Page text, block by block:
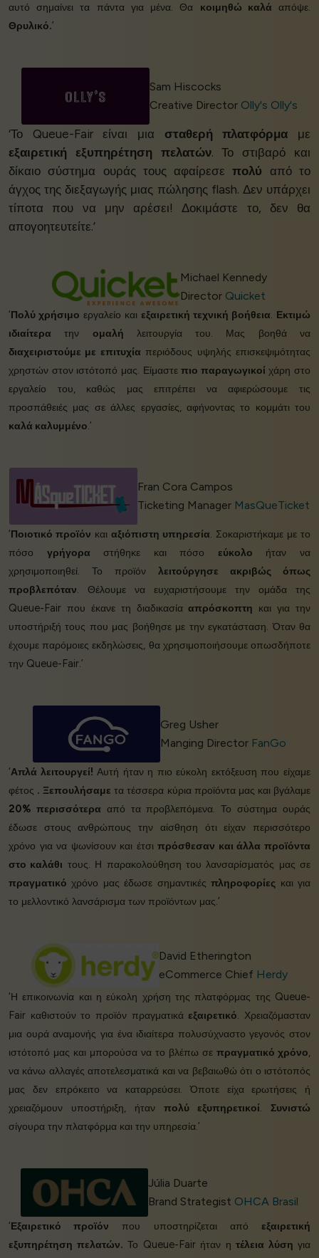
αυτό σημαίνει τα πάντα για μένα. Θα κοιμηθώ καλά απόψε.
Θρυλικό.’
Sam Hiscocks
Creative Director Olly's Olly's
‘Το Queue-Fair είναι μια σταθερή πλατφόρμα με
εξαιρετική εξυπηρέτηση πελατών. Το στιβαρό και
δίκαιο σύστημα ουράς τους αφαίρεσεπολύ από το
άγχος της διεξαγωγής μιας πώλησης flash. Δεν υπάρχει
τίποτα που να μην αρέσει! Δοκιμάστε το, δεν θα
απογοητευτείτε.’
Michael Kennedy
Director Quicket
‘Πολύ χρήσιμο εργαλείο και εξαιρετική τεχνική βοήθεια. Εκτιμώ
ιδιαίτερα την ομαλή λειτουργία του. Μας βοηθά να
διαχειριστούμε με επιτυχία περιόδους υψηλής επισκεψιμότητας
χρηστών στον ιστότοπό μας. Είμαστεπιο παραγωγικοί χάρη στο
εργαλείο του, καθώς μας επιτρέπει να αφιερώσουμε τις
προσπάθειές μας σε άλλες εργασίες, αφήνοντας το κομμάτι του
καλά καλυμμένο.’
Fran Cora Campos
Ticketing Manager MasQueTicket
‘Ποιοτικό προϊόν και αξιόπιστη υπηρεσία. Σοκαριστήκαμε με το
πόσο γρήγορα στήθηκε και πόσο εύκολο ήταν να
χρησιμοποιηθεί. Το προϊόν λειτούργησε ακριβώς όπως
προβλεπόταν. Θέλουμε να ευχαριστήσουμε την ομάδα της
Queue-Fair που έκανε τη διαδικασίααπρόσκοπτη και για την
υποστήριξή τους που μας βοήθησε με την εγκατάσταση. Όταν θα
έχουμε παρόμοιες εκδηλώσεις, θα χρησιμοποιήσουμε οπωσδήποτε
την Queue-Fair.’
Greg Usher
Manging Director FanGo
‘Απλά λειτουργεί! Αυτή ήταν η πιο εύκολη εκτόξευση που είχαμε
φέτος . Ξεπουλήσαμε τα τέσσερα κύρια προϊόντα μας και βγάλαμε
20% περισσότερα από τα προβλεπόμενα. Το σύστημα ουράς
έδωσε στους ανθρώπους την αίσθηση ότι είχαν περισσότερο
χρόνο για να ψωνίσουν και έτσιπρόσθεσαν και άλλα προϊόντα
στο καλάθι τους. Η παρακολούθηση του λανσαρίσματός μας σε
πραγματικό χρόνο μας έδωσε σημαντικέςπληροφορίες και για
το μελλοντικό λανσάρισμα των προϊόντων μας.’
David Etherington
eCommerce Chief Herdy
‘Η επικοινωνία και η εύκολη χρήση της πλατφόρμας της Queue-
Fair καθιστούν το προϊόν πραγματικάεξαιρετικό. Χρειαζόμασταν
μια ουρά αναμονής για ένα ιδιαίτερα πολυσύχναστο γεγονός στον
ιστότοπό μας και μπορούσα να το βλέπω σε πραγματικό χρόνο,
να κάνω αλλαγές αποτελεσματικά και να βεβαιωθώ ότι ο ιστότοπός
μας δεν επρόκειτο να καταρρεύσει. Όποτε είχα ερωτήσεις ή
χρειαζόμουν υποστήριξη, ήταν πολύ εξυπηρετικοί. Συνιστώ
σίγουρα την πλατφόρμα και την υπηρεσία.’
Júlia Duarte
Brand Strategist OHCA Brasil
‘Εξαιρετικό προϊόν που υποστηρίζεται απόεξαιρετική
εξυπηρέτηση πελατών. Το Queue-Fair ήταν η τέλεια λύση για